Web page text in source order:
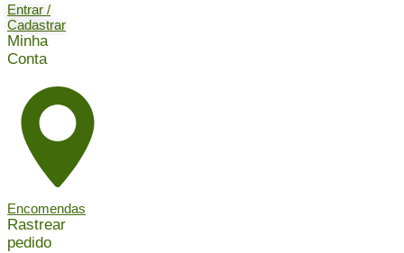
Entrar /
Cadastrar
Minha
Conta
Encomendas
Rastrear
pedido